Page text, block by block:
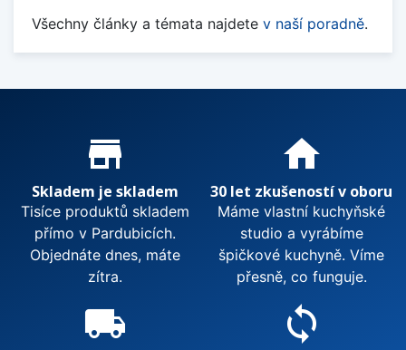
Všechny články a témata najdete v naší poradně.
Proč nakupovat u nás?
store_mall_directory
Skladem je skladem
Tisíce produktů skladem
přímo v Pardubicích.
Objednáte dnes, máte
zítra.
home
30 let zkušeností v oboru
Máme vlastní kuchyňské
studio a vyrábíme
špičkové kuchyně. Víme
přesně, co funguje.
local_shipping sync